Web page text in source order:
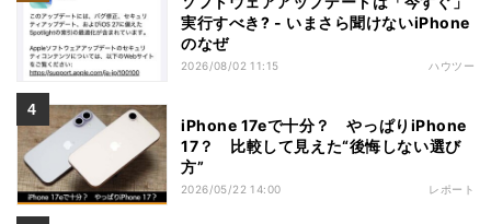
実行すべき? - いまさら聞けないiPhone
のなぜ
2026/08/02 11:15 ハウツー
iPhone 17eで十分？ やっぱりiPhone
17？ 比較して見えた“後悔しない選び
方”
2026/05/22 14:00 レポート